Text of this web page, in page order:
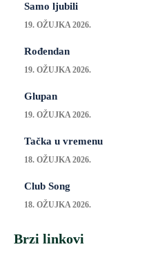
Samo ljubili
19. OŽUJKA 2026.
Rođendan
19. OŽUJKA 2026.
Glupan
19. OŽUJKA 2026.
Tačka u vremenu
18. OŽUJKA 2026.
Club Song
18. OŽUJKA 2026.
Brzi linkovi